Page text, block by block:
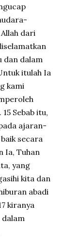
dari
dan dalam
itulah Ia
kami
Sebab itu,
ajaran-
secara
Ia, Tuhan
yang
kita dan
abadi
kiranya